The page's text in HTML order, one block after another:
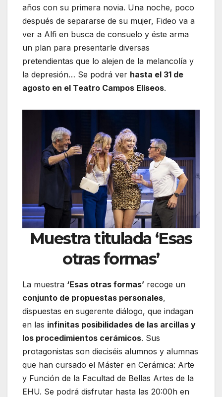
años con su primera novia. Una noche, poco
después de separarse de su mujer, Fideo va a
ver a Alfi en busca de consuelo y éste arma
un plan para presentarle diversas
pretendientas que lo alejen de la melancolía y
la depresión… Se podrá ver hasta el 31 de
agosto en el Teatro Campos Elíseos.
Muestra titulada ‘Esas
otras formas’
La muestra ‘Esas otras formas’ recoge un
conjunto de propuestas personales,
dispuestas en sugerente diálogo, que indagan
en las infinitas posibilidades de las arcillas y
los procedimientos cerámicos. Sus
protagonistas son dieciséis alumnos y alumnas
que han cursado el Máster en Cerámica: Arte
y Función de la Facultad de Bellas Artes de la
EHU. Se podrá disfrutar hasta las 20:00h en